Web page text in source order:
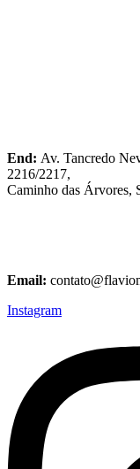
End: Av. Tancredo
2216/2217,
Caminho das Árvores,
Email:
Instagram